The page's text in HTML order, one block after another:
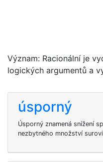
Význam: Racionální je
logických argumentů a
úsporný
Úsporný znamená snížení
nezbytného množství